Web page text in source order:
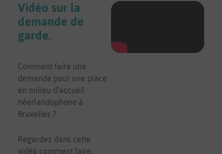
Vidéo sur la
demande de
garde.
Comment faire une
demande pour une place
en milieu d’accueil
néerlandophone à
Bruxelles ?
Regardez dans cette
vidéo comment faire.